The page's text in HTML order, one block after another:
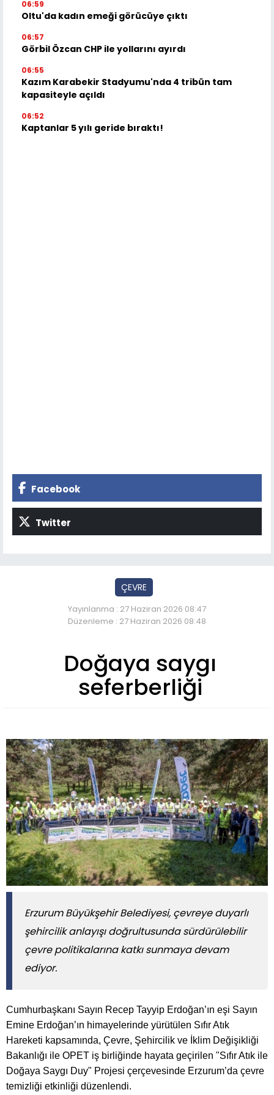
06:59
Oltu'da kadın emeği görücüye çıktı
06:57
Görbil Özcan CHP ile yollarını ayırdı
06:55
Kazım Karabekir Stadyumu'nda 4 tribün tam
kapasiteyle açıldı
06:52
Kaptanlar 5 yılı geride bıraktı!
Facebook
Twitter
ÇEVRE
Yayınlanma : 27 Haziran 2026 08:47
Düzenleme : 27 Haziran 2026 08:48
Doğaya saygı
seferberliği
Erzurum Büyükşehir Belediyesi, çevreye duyarlı
şehircilik anlayışı doğrultusunda sürdürülebilir
çevre politikalarına katkı sunmaya devam
ediyor.
Cumhurbaşkanı Sayın Recep Tayyip Erdoğan’ın eşi Sayın
Emine Erdoğan’ın himayelerinde yürütülen Sıfır Atık
Hareketi kapsamında, Çevre, Şehircilik ve İklim Değişikliği
Bakanlığı ile OPET iş birliğinde hayata geçirilen "Sıfır Atık ile
Doğaya Saygı Duy" Projesi çerçevesinde Erzurum’da çevre
temizliği etkinliği düzenlendi.